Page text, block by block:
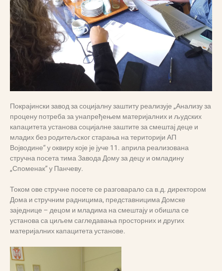
Покрајински завод за социјалну заштиту реализује „Анализу за
процену потреба за унапређењем материјалних и људских
капацитета установа социјалне заштите за смештај деце и
младих без родитељског старања на територији АП
Војводине“ у оквиру које је јуче 11. априла реализована
стручна посета тима Завода Дому за децу и омладину
„Споменак” у Панчеву.
Током ове стручне посете се разговарало са в.д. директором
Дома и стручним радницима, представницима Домске
заједнице – децом и младима на смештају и обишла се
установа са циљем сагледавања просторних и других
материјалних капацитета установе.